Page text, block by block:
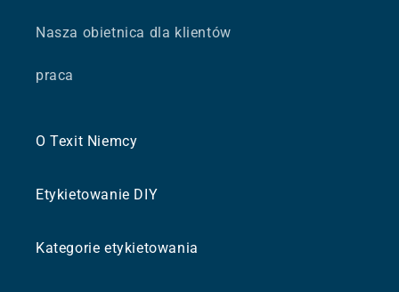
Nasza obietnica dla klientów
praca
O Texit Niemcy
Etykietowanie DIY
Kategorie etykietowania